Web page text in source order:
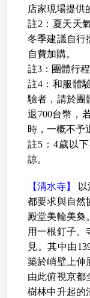
店家現場提供
註2：夏天天
冬季建議自行
自費加購。
註3：團體行
註4：和服體
驗者，請於團
退700台幣，
時，一概不予
註5：4歲以
諒。
【清水寺】 以
都要求與自然
殿堂美輪美奐
用一根釘子。
見。其中由
築於峭壁上伸
由此俯視京都
樹林中升起的